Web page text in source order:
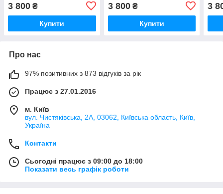
3 800 ₴
Купити
3 800₴
Купити
3
Про нас
97% позитивних з 873 відгуків за рік
Працює з 27.01.2016
м. Київ
вул. Чистяківська, 2А, 03062, Київська область, Київ,
Україна
Контакти
Сьогодні працює з 09:00 до 18:00
Показати весь графік роботи